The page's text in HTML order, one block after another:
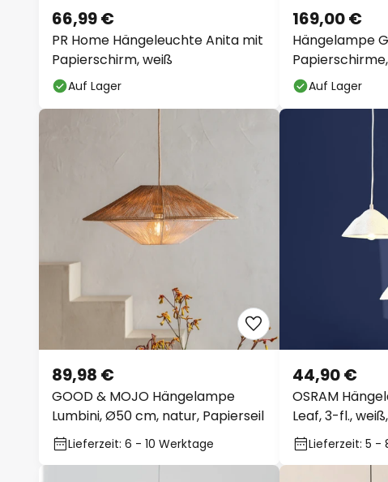
PR Home Hängeleuchte Anita mit
Papierschirm, weiß
66,99 €
Auf Lager
Hängelampe
169,00 €
Auf Lager
GOOD & MOJO Hängelampe
Lumbini, Ø50 cm, natur, Papierseil
89,98 €
Lieferzeit: 6 - 10 Werktage
OSRAM
Leaf, 3-fl.,
44,90 €
Lieferzeit: 5 -